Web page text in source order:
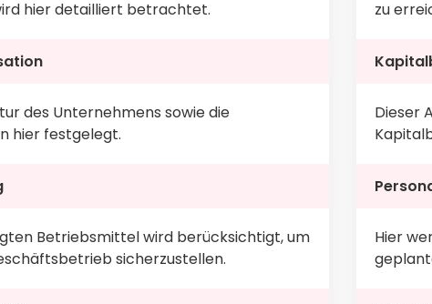
hier detailliert betrachtet.
des Unternehmens sowie die
hier festgelegt.
Betriebsmittel wird berücksichtigt, um
sicherzustellen.
zu
Dieser
Hier